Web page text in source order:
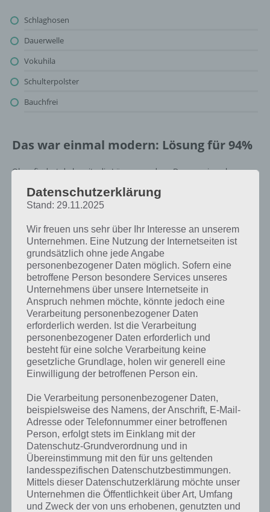
Schlaghosen
Dauerwelle
Vokuhila
Schulterpolster
Bauchfrei
Das war einmal modern: Lösung für 94%
Oben findest du bereits die Lösung rund um Das war einmal
dir nicht das exakte Level anzeigen, weshalb du über unsere
Komplettlösung jedoch trotzdem zu jedem Sachverhalt die
Weitere Lösungen zu 94%
gesucht? Schaue inunsere
Komplettlösung zur App! Dort
kannst du mit der Suche
schnell die Antworten und
Lösungen der über 300 Level
finden!
Du findest Lösungen auch ohne unsere Hilfe, indem du in der App
Münzen einsetzt. Da diese jedoch begrenzt sind, hast du hier stets
die Möglichkeit alle Antworten zu finden!
Die obige Lösung stimmt leider nicht mehr?
Wenn die Lösung, die wir dir oben Das war einmal modern
Datenschutzerklärung
Stand: 29.11.2025
Wir freuen uns sehr über Ihr Interesse an unserem
Unternehmen. Eine Nutzung der Internetseiten ist
grundsätzlich ohne jede Angabe
personenbezogener Daten möglich. Sofern eine
betroffene Person besondere Services unseres
Unternehmens über unsere Internetseite in
Anspruch nehmen möchte, könnte jedoch eine
Verarbeitung personenbezogener Daten
erforderlich werden. Ist die Verarbeitung
personenbezogener Daten erforderlich und
besteht für eine solche Verarbeitung keine
gesetzliche Grundlage, holen wir generell eine
Einwilligung der betroffenen Person ein.
Die Verarbeitung personenbezogener Daten,
beispielsweise des Namens, der Anschrift, E-Mail-
Adresse oder Telefonnummer einer betroffenen
Person, erfolgt stets im Einklang mit der
Datenschutz-Grundverordnung und in
Übereinstimmung mit den für uns geltenden
landesspezifischen Datenschutzbestimmungen.
Mittels dieser Datenschutzerklärung möchte unser
Unternehmen die Öffentlichkeit über Art, Umfang
und Zweck der von uns erhobenen, genutzten und